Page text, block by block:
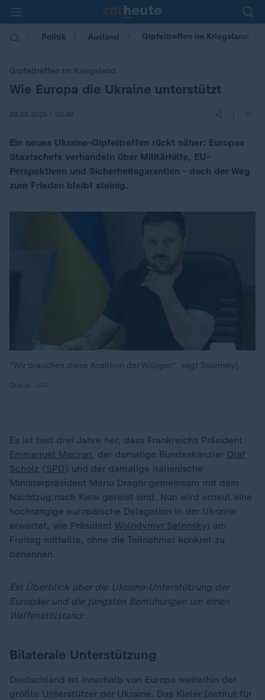
Politik Ausland Gipfeltreffen im Kriegsland:
Gipfeltreffen im Kriegsland
:
Wie Europa die Ukraine unterstützt
09.05.2025 | 20:48
Ein neues Ukraine-Gipfeltreffen rückt näher: Europas
Staatschefs verhandeln über Militärhilfe, EU-
Perspektiven und Sicherheitsgarantien - doch der Weg
zum Frieden bleibt steinig.
"Wir brauchen diese Koalition der Willigen", sagt Selenskyj.
Es ist fast drei Jahre her, dass Frankreichs Präsident
Emmanuel Macron, der damalige Bundeskanzler Olaf
Scholz (SPD) und der damalige italienische
Ministerpräsident Mario Draghi gemeinsam mit dem
Nachtzug nach Kiew gereist sind. Nun wird erneut eine
hochrangige europäische Delegation in der Ukraine
erwartet, wie Präsident Wolodymyr Selenskyj am
Freitag mitteilte, ohne die Teilnehmer konkret zu
benennen.
Ein Überblick über die Ukraine-Unterstützung der
Europäer und die jüngsten Bemühungen um einen
Waffenstillstand:
Bilaterale Unterstützung
Deutschland ist innerhalb von Europa weiterhin der
größte Unterstützer der Ukraine. Das Kieler Institut für